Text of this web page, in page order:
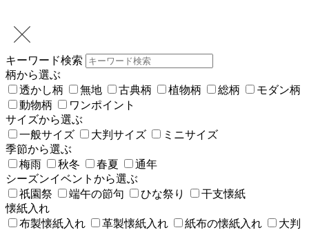
キーワード検索
柄から選ぶ
透かし柄
無地 古典柄 植物柄 総柄
モダン柄
動物柄
ワンポイント
サイズから選ぶ
一般サイズ
大判サイズ
ミニサイズ
季節から選ぶ
梅雨
秋冬 春夏
通年
シーズンイベントから選ぶ
祇園祭
端午の節句 ひな祭り
干支懐紙
懐紙入れ
布製懐紙入れ
革製懐紙入れ 紙布の懐紙入れ
大判